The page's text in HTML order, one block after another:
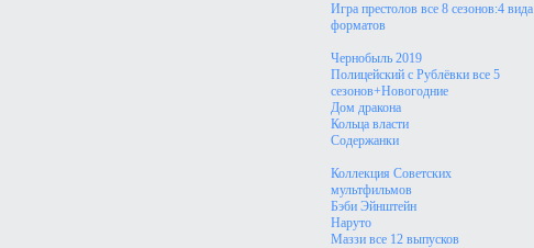
Игра престолов все 8 сезонов:4 вида
форматов
Чернобыль 2019
Полицейский с Рублёвки все 5
сезонов+Новогодние
Дом дракона
Кольца власти
Содержанки
Коллекция Советских
мультфильмов
Бэби Эйнштейн
Наруто
Маззи все 12 выпусков